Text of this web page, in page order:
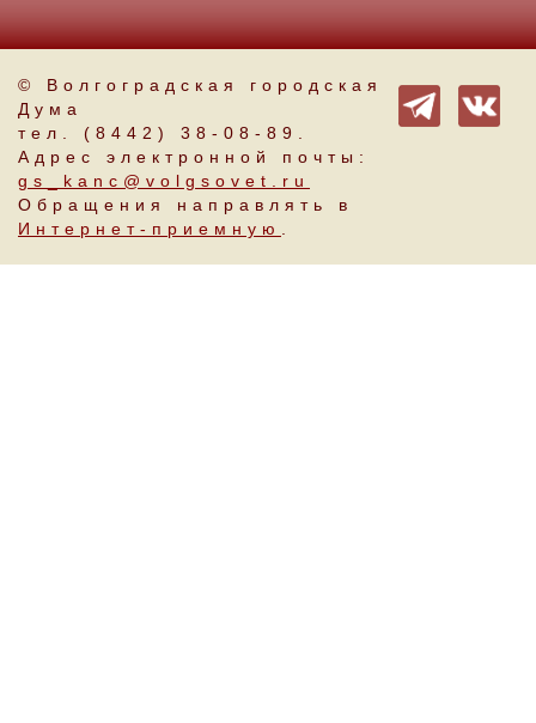
© Волгоградская городская
Дума
тел. (8442) 38-08-89.
Адрес электронной почты:
gs_kanc@volgsovet.ru
Обращения направлять в
Интернет-приемную .